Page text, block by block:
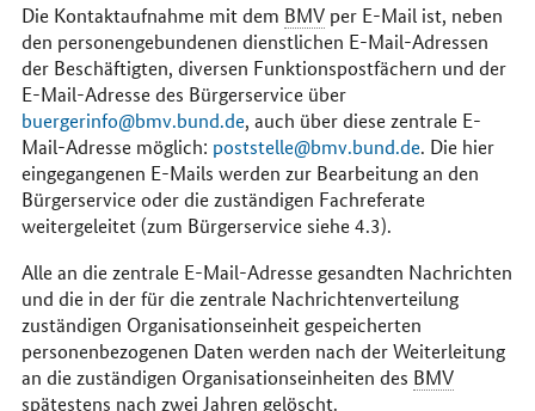
Die Kontaktaufnahme mit dem BMVper E-Mail ist, neben
den personengebundenen dienstlichen E-Mail-Adressen
der Beschäftigten, diversen Funktionspostfächern und der
E-Mail-Adresse des Bürgerservice über
buergerinfo@bmv.bund.de, auch über diese zentrale E-
Mail-Adresse möglich: poststelle@bmv.bund.de. Die hier
eingegangenen E-Mails werden zur Bearbeitung an den
Bürgerservice oder die zuständigen Fachreferate
weitergeleitet (zum Bürgerservice siehe 4.3).
Alle an die zentrale E-Mail-Adresse gesandten Nachrichten
und die in der für die zentrale Nachrichtenverteilung
zuständigen Organisationseinheit gespeicherten
personenbezogenen Daten werden nach der Weiterleitung
an die zuständigen Organisationseinheiten des BMV
spätestens nach zwei Jahren gelöscht.